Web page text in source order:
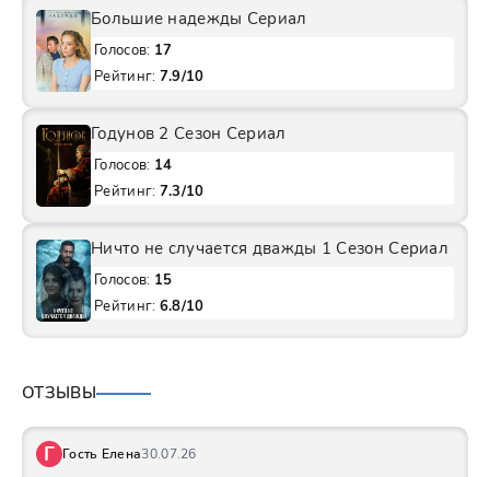
Большие надежды Сериал
Голосов: 17
Рейтинг: 7.9/10
Годунов 2 Сезон Сериал
Голосов: 14
Рейтинг: 7.3/10
Ничто не случается дважды 1 Сезон Сериал
Голосов: 15
Рейтинг: 6.8/10
ОТЗЫВЫ
Г Гость Елена30.07.26